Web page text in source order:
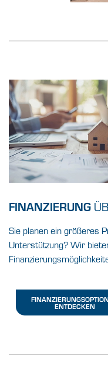
FINANZIERUNG
Sie planen ein größeres
Unterstützung? Wir
ENTDECKEN